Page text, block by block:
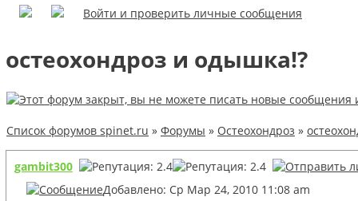
Войти и проверить личные сообщения
остеохондроз и одышка!?
Список форумов spinet.ru » Форумы » Остеохондроз »
gambit300
Добавлено: Ср Мар 24, 2010 11:08 am